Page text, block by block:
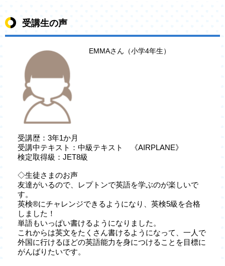
受講生の声
EMMAさん（小学4年生）
受講歴：3年1か月
受講中テキスト：中級テキスト 《AIRPLANE》
検定取得級：JET8級
◇生徒さまのお声
友達がいるので、レプトンで英語を学ぶのが楽しいで
す。
英検®にチャレンジできるようになり、英検5級を合格
しました！
単語もいっぱい書けるようになりました。
これからは英文をたくさん書けるようになって、一人で
外国に行けるほどの英語能力を身につけることを目標に
がんばりたいです。